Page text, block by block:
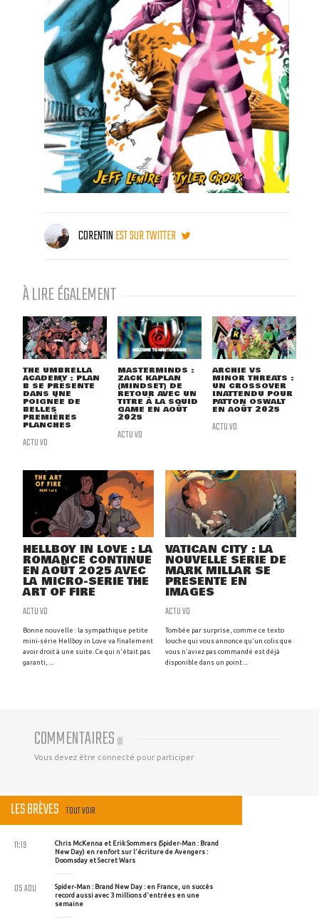
CORENTINEST SUR TWITTER
À LIRE ÉGALEMENT
THE UMBRELLA
ACADEMY : PLAN
B SE PRÉSENTE
DANS UNE
POIGNÉE DE
BELLES
PREMIÈRES
PLANCHES
ACTU VO
MASTERMINDS :
ZACK KAPLAN
(MINDSET) DE
RETOUR AVEC UN
TITRE À LA SQUID
GAME EN AOÛT
2025
ACTU VO
ARCHIE VS
MINOR THREATS :
UN CROSSOVER
INATTENDU POUR
PATTON OSWALT
EN AOÛT 2025
ACTU VO
HELLBOY IN LOVE : LA
ROMANCE CONTINUE
EN AOÛT 2025 AVEC
LA MICRO-SÉRIE THE
ART OF FIRE
ACTU VO
Bonne nouvelle : la sympathique petite
mini-série Hellboy in Love va finalement
avoir droit à une suite. Ce qui n'était pas
garanti, ...
VATICAN CITY : LA
NOUVELLE SÉRIE DE
MARK MILLAR SE
PRÉSENTE EN
IMAGES
ACTU VO
Tombée par surprise, comme ce texto
louche qui vous annonce qu'un colis que
vous n'aviez pas commandé est déjà
disponible dans un point ...
COMMENTAIRES (0)
Vous devez être connecté pour participer
LES BRÈVES TOUT VOIR
Chris McKenna et Erik Sommers (Spider-Man : Brand
New Day) en renfort sur l'écriture de Avengers :
Doomsday et Secret Wars
11:19
Spider-Man : Brand New Day : en France, un succès
record aussi avec 3 millions d'entrées en une
semaine
05 AOU